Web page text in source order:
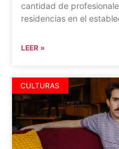
cantidad de
residencias en el
LEER »
CULTURAS